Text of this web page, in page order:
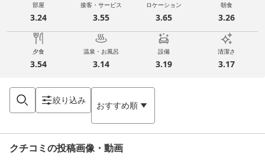
部屋
3.24
接客・サービス
3.55
ロケーション
3.65
朝食
3.26
夕食
3.54
温泉・お風呂
3.14
設備
3.19
清潔さ
3.17
絞り込み おすすめ順
クチコミの投稿画像・動画